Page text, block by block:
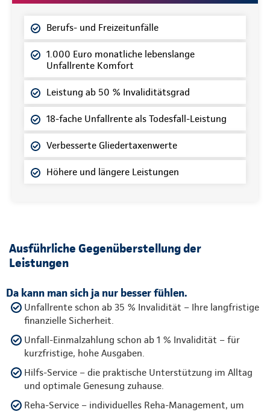
Berufs- und Freizeitunfälle
1.000 Euro monatliche lebenslange
Unfallrente Komfort
Leistung ab 50 % Invaliditätsgrad
18-fache Unfallrente als Todesfall-Leistung
Verbesserte Gliedertaxenwerte
Höhere und längere Leistungen
Ausführliche Gegenüberstellung der
Leistungen
Da kann man sich ja nur besser fühlen.
Unfallrente schon ab 35 % Invalidität – Ihre langfristige
finanzielle Sicherheit.
Unfall-Einmalzahlung schon ab 1 % Invalidität – für
kurzfristige, hohe Ausgaben.
Hilfs-Service – die praktische Unterstützung im Alltag
und optimale Genesung zuhause.
Reha-Service – individuelles Reha-Management, um